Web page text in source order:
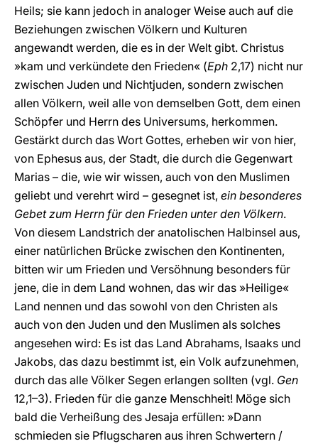
Heils; sie kann jedoch in analoger Weise auch auf die
Beziehungen zwischen Völkern und Kulturen
angewandt werden, die es in der Welt gibt. Christus
»kam und verkündete den Frieden« (Eph 2,17) nicht nur
zwischen Juden und Nichtjuden, sondern zwischen
allen Völkern, weil alle von demselben Gott, dem einen
Schöpfer und Herrn des Universums, herkommen.
Gestärkt durch das Wort Gottes, erheben wir von hier,
von Ephesus aus, der Stadt, die durch die Gegenwart
Marias – die, wie wir wissen, auch von den Muslimen
geliebt und verehrt wird – gesegnet ist, ein besonderes
Gebet zum Herrn für den Frieden unter den Völkern.
Von diesem Landstrich der anatolischen Halbinsel aus,
einer natürlichen Brücke zwischen den Kontinenten,
bitten wir um Frieden und Versöhnung besonders für
jene, die in dem Land wohnen, das wir das »Heilige«
Land nennen und das sowohl von den Christen als
auch von den Juden und den Muslimen als solches
angesehen wird: Es ist das Land Abrahams, Isaaks und
Jakobs, das dazu bestimmt ist, ein Volk aufzunehmen,
durch das alle Völker Segen erlangen sollten (vgl. Gen
12,1–3). Frieden für die ganze Menschheit! Möge sich
bald die Verheißung des Jesaja erfüllen: »Dann
schmieden sie Pflugscharen aus ihren Schwertern /